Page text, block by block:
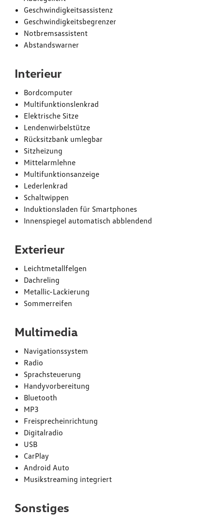
Geschwindigkeitsassistenz
Geschwindigkeitsbegrenzer
Notbremsassistent
Abstandswarner
Interieur
Bordcomputer
Multifunktionslenkrad
Elektrische Sitze
Lendenwirbelstütze
Rücksitzbank umlegbar
Sitzheizung
Mittelarmlehne
Multifunktionsanzeige
Lederlenkrad
Schaltwippen
Induktionsladen für Smartphones
Innenspiegel automatisch abblendend
Exterieur
Leichtmetallfelgen
Dachreling
Metallic-Lackierung
Sommerreifen
Multimedia
Navigationssystem
Radio
Sprachsteuerung
Handyvorbereitung
Bluetooth
MP3
Freisprecheinrichtung
Digitalradio
USB
CarPlay
Android Auto
Musikstreaming integriert
Sonstiges